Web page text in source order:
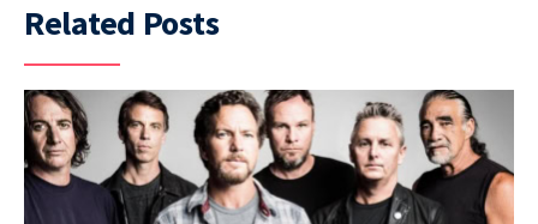
Related Posts